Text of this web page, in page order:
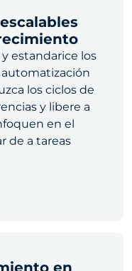
estandarice los
los ciclos de
y libere a
en el
de a tareas